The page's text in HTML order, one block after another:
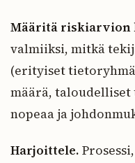
Määritä riskiarvion
valmiiksi, mitkä
(erityiset
määrä,
nopeaa ja
Harjoittele.